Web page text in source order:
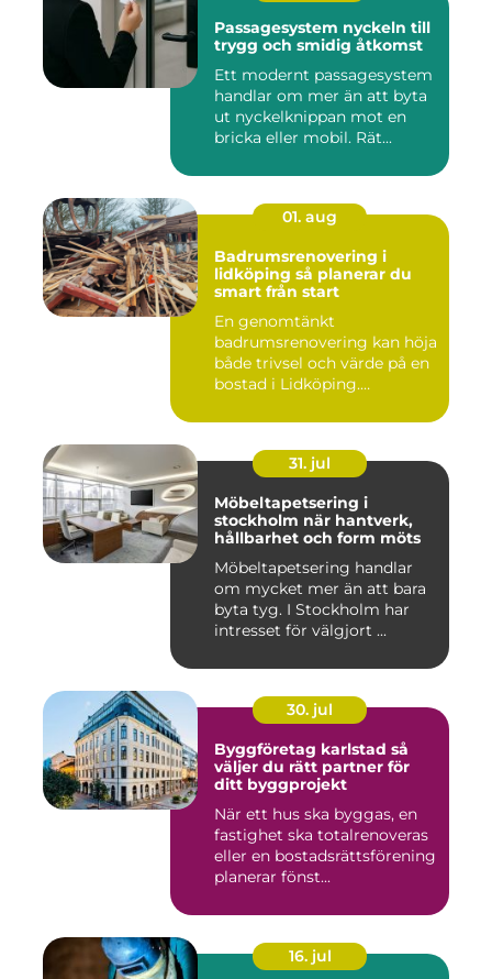
Passagesystem nyckeln till
trygg och smidig åtkomst
Ett modernt passagesystem
handlar om mer än att byta
ut nyckelknippan mot en
bricka eller mobil. Rät...
01. aug
Badrumsrenovering i
lidköping så planerar du
smart från start
En genomtänkt
badrumsrenovering kan höja
både trivsel och värde på en
bostad i Lidköping.
31. jul
Möbeltapetsering i
stockholm när hantverk,
hållbarhet och form möts
Möbeltapetsering handlar
om mycket mer än att bara
byta tyg. I Stockholm har
intresset för välgjort ...
30. jul
Byggföretag karlstad så
väljer du rätt partner för
ditt byggprojekt
När ett hus ska byggas, en
fastighet ska totalrenoveras
eller en bostadsrättsförening
planerar fönst...
16. jul